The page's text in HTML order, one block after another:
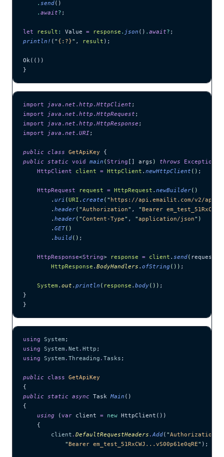
    .
send()
    .
await? ;
let result : Value = response . json () . await? ;
println! ( " {:?}" , result );
Ok(())
}
import java . net . http . HttpClient ;
import java . net . http . HttpRequest ;
import java . net . http . HttpResponse ;
import java . net . URI;
public class GetApiKey {
public static void main (String [] args ) throws Exception
    HttpClient
client = HttpClient . newHttpClient () ;
    HttpRequest
request = HttpRequest . newBuilder()
        .
uri (URI . create ( " https://api.emailit.com/v2/api-
        .
header( "Authorization" , "Bearer
        .
header( "Content-Type" , "application/json" )
        .
GET()
        .
build() ;
    HttpResponse
<String> response = client . send( request,
        HttpResponse
. BodyHandlers . ofString ()) ;
    System
. out . println ( response . body()) ;
}
}
using System ;
using System . Net . Http ;
using System . Threading . Tasks ;
public class GetApiKey
{
public static async Task Main ()
{
    using
(var client = new HttpClient())
    {
        client
. DefaultRequestHeaders .Add( "Authorization
            "
Bearer em_test_51RxCWJ...vS00p61e0qRE" );